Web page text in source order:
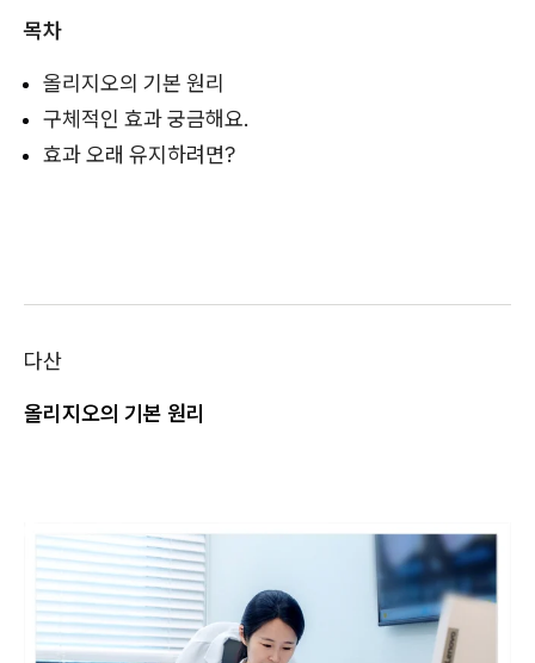
목차
올리지오의 기본 원리
구체적인 효과 궁금해요.
효과 오래 유지하려면?
다산
올리지오의 기본 원리